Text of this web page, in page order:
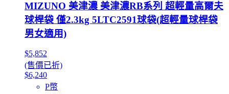
MIZUNO 美津濃 美津濃RB系列 超輕量高爾夫
球桿袋 僅2.3kg 5LTC2591球袋(超輕量球桿袋
男女適用)
$5,852
(售價已折)
$6,240
P幣